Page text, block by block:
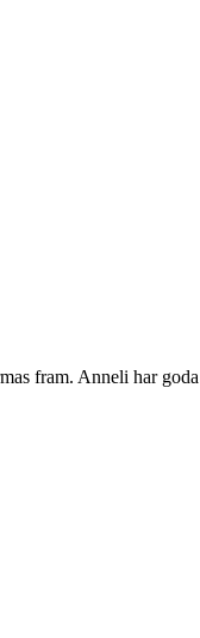
fram. Anneli har